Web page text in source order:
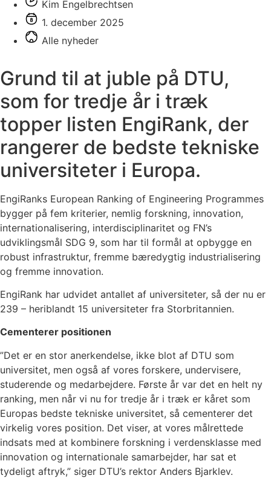
Kim Engelbrechtsen
1. december 2025
Alle nyheder
Grund til at juble på DTU,
som for tredje år i træk
topper listen EngiRank, der
rangerer de bedste tekniske
universiteter i Europa.
EngiRanks European Ranking of Engineering Programmes
bygger på fem kriterier, nemlig forskning, innovation,
internationalisering, interdisciplinaritet og FN’s
udviklingsmål SDG 9, som har til formål at opbygge en
robust infrastruktur, fremme bæredygtig industrialisering
og fremme innovation.
EngiRank har udvidet antallet af universiteter, så der nu er
239 – heriblandt 15 universiteter fra Storbritannien.
Cementerer positionen
”Det er en stor anerkendelse, ikke blot af DTU som
universitet, men også af vores forskere, undervisere,
studerende og medarbejdere. Første år var det en helt ny
ranking, men når vi nu for tredje år i træk er kåret som
Europas bedste tekniske universitet, så cementerer det
virkelig vores position. Det viser, at vores målrettede
indsats med at kombinere forskning i verdensklasse med
innovation og internationale samarbejder, har sat et
tydeligt aftryk,” siger DTU’s rektor Anders Bjarklev.